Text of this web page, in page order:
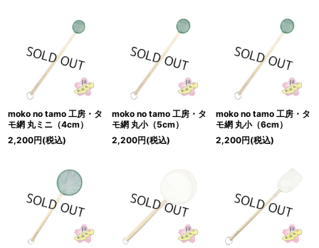
moko no tamo 工房・タ
モ網 丸ミニ（4cm）
2,200円(税込)
moko no tamo 工房・タ
モ網 丸小（5cm）
2,200円(税込)
moko no tamo 工房・タ
モ網 丸小（6cm）
2,200円(税込)